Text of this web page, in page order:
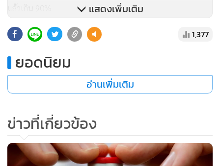
เพอร์รอตเทต ชี้ว่า การฉีดวัคซีนที่ครอบคลุมจะช่วยให้ผู้ติดเชื้อ
ฟื้นข้อจำกัดทางสังคม แต่นายกฯ นิวเซาท์เวลส์ยังคงยืนกรานที่
จะ “ใช้แนวทางตอบสนองอย่างสมดุลและเหมาะสม” และขอให้
ประชาชนสนใจแค่ตัวเลขผู้ป่วยที่อาการหนัก
ออสเตรเลียมีผู้ติดเชื้อสะสมราว 255,000 คน และไม่มีผู้ป่วยโควิด
เสียชีวิตเพิ่มในวันนี้ (20) และแม้ว่าตัวเลขผู้ติดเชื้อจะเพิ่มขึ้น แต่
จำนวนคนป่วยในโรงพยาบาลยังถือว่าน้อยเมื่อเทียบกับช่วงที่โค
แสดงเพิ่มเติม
1,377
ยอดนิยม
อ่านเพิ่มเติม
ข่าวที่เกี่ยวข้อง